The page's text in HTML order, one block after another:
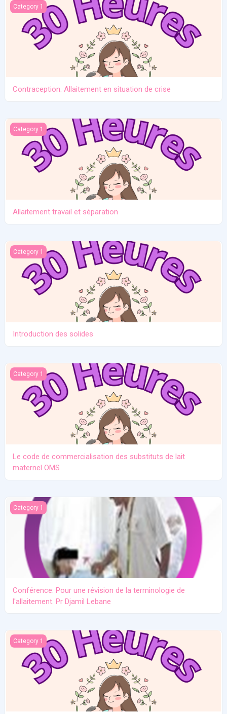
Contraception. Allaitement en situation de crise
Category 1
Contraception. Allaitement en situation de crise
Allaitement travail et séparation
Category 1
Allaitement travail et séparation
Introduction des solides
Category 1
Introduction des solides
Le code de commercialisation des substituts de lait maternel
Category 1
Le code de commercialisation des substituts de lait
maternel OMS
Conférence: Pour une révision de la terminologie de l'allaitement.
Category 1
Conférence: Pour une révision de la terminologie de
l'allaitement. Pr Djamil Lebane
Les problèmes communs en allaitement maternel
Category 1